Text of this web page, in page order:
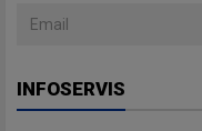
INFOSERVIS